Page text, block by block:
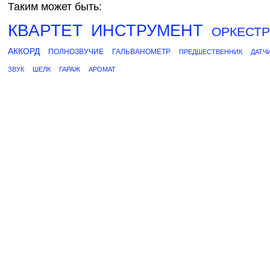
Таким может быть:
КВАРТЕТ ИНСТРУМЕНТ ОРКЕСТР
АККОРД ПОЛНОЗВУЧИЕ ГАЛЬВАНОМЕТР ПРЕДШЕСТВЕННИК
ЗВУК ШЕЛК ГАРАЖ АРОМАТ